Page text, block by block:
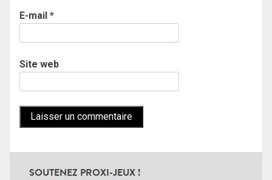
E-mail *
Site web
SOUTENEZ PROXI-JEUX !